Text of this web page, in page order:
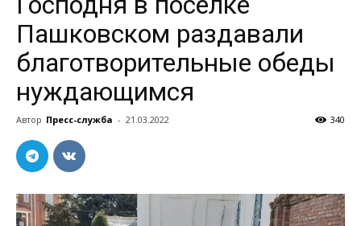
Пашковском раздавали
благотворительные обеды
нуждающимся
Автор Пресс-служба - 21.03.2022 340